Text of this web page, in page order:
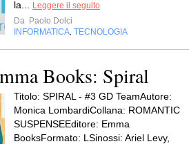
la...
Leggere il seguito
Da Paolo Dolci
INFORMATICA TECNOLOGIA
Books: Spiral
Titolo: SPIRAL - #3 GD TeamAutore:
Monica LombardiCollana: ROMANTIC
SUSPENSEEditore: Emma
BooksFormato: LSinossi: Ariel Levy,